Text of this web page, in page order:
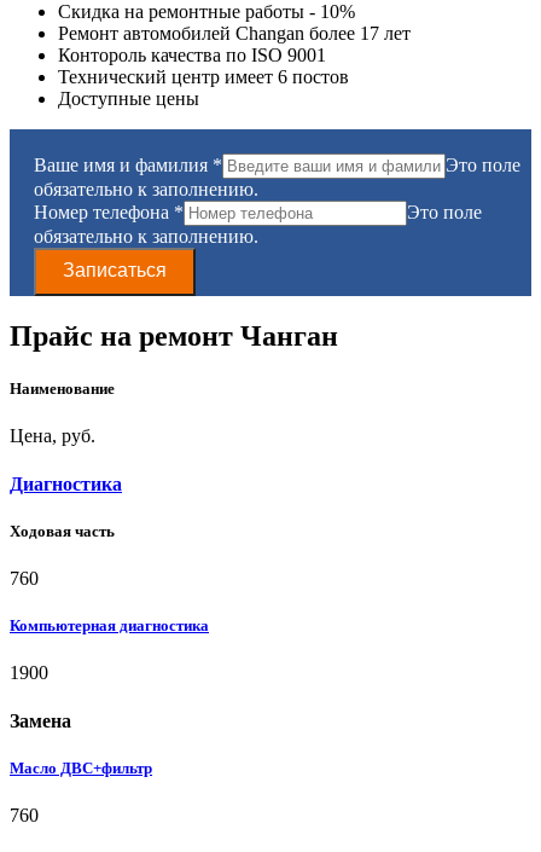
Скидка на ремонтные работы - 10%
Ремонт автомобилей Changan более 17 лет
Контороль качества по ISO 9001
Технический центр имеет 6 постов
Доступные цены
Ваше имя и фамилия *
Это поле
обязательно к заполнению.
Номер телефона *
Это поле
обязательно к заполнению.
Записаться
Прайс на ремонт Чанган
Наименование
Цена, руб.
Диагностика
Ходовая часть
760
Компьютерная диагностика
1900
Замена
Масло ДВС+фильтр
760